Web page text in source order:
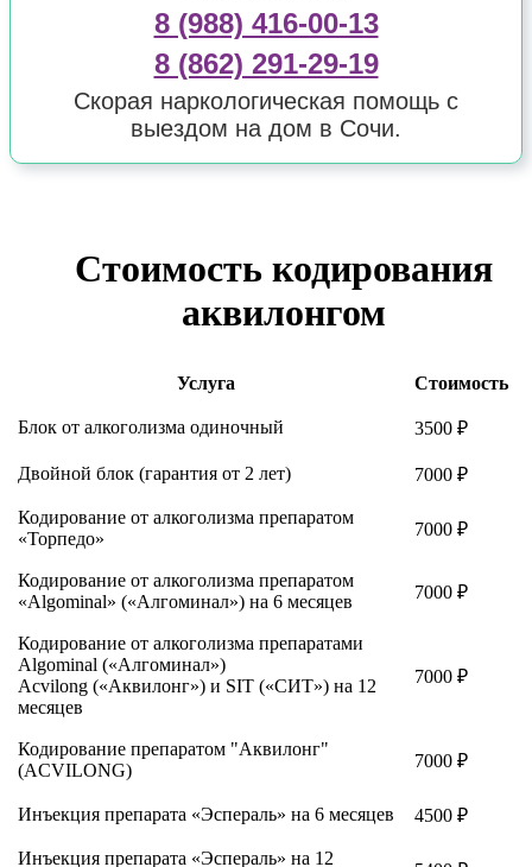
8 (988) 416-00-13
8 (862) 291-29-19
Скорая наркологическая помощь с
выездом на дом в Сочи.
Стоимость кодирования
аквилонгом
Услуга Стоимость
Блок от алкоголизма одиночный 3500 ₽
Двойной блок (гарантия от 2 лет) 7000 ₽
Кодирование от алкоголизма препаратом
«Торпедо»
7000 ₽
Кодирование от алкоголизма препаратом
«Algominal» («Алгоминал») на 6 месяцев
7000 ₽
Кодирование от алкоголизма препаратами
Algominal («Алгоминал»)
Acvilong («Аквилонг») и SIT («СИТ») на 12
месяцев
7000 ₽
Кодирование препаратом "Аквилонг"
(ACVILONG)
7000 ₽
Инъекция препарата «Эспераль» на 6 месяцев 4500 ₽
Инъекция препарата «Эспераль» на 12